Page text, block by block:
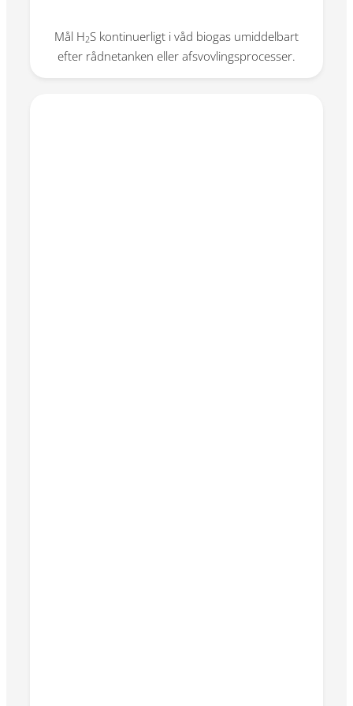
Mål H2S kontinuerligt i våd biogas umiddelbart
efter rådnetanken eller afsvovlingsprocesser.